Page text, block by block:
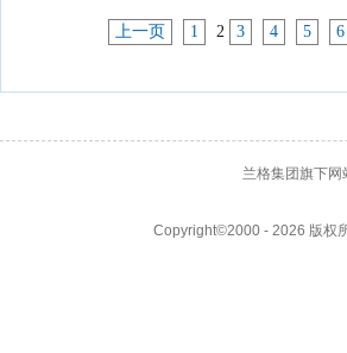
上一页 1 2 3 4 5 6